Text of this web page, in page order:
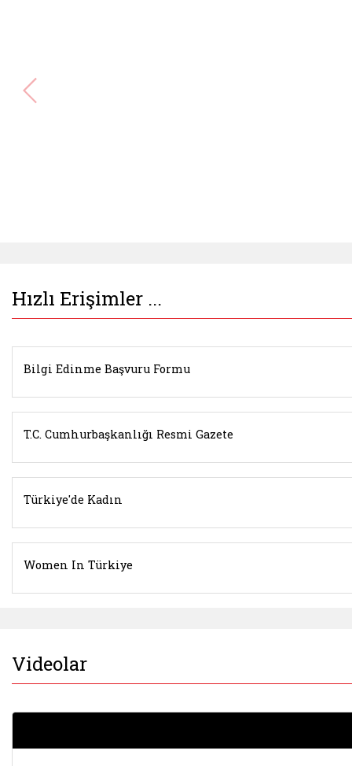
Hızlı Erişimler ...
Bilgi Edinme Başvuru Formu
T.C. Cumhurbaşkanlığı Resmi Gazete
Türkiye'de Kadın
Women In Türkiye
Videolar